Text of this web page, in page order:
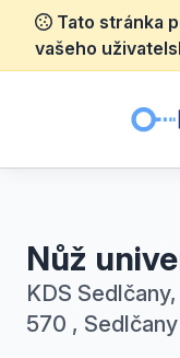
Tato stránka
vašeho
Nůž
KDS
570 , Sedlčany